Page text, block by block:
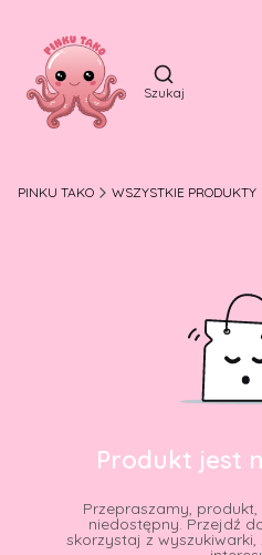
Otwórz
Szukaj
PINKU TAKO WSZYSTKIE PRODUKTY
Produkt jest
Przepraszamy,
niedostępny. Przejdź
skorzystaj z